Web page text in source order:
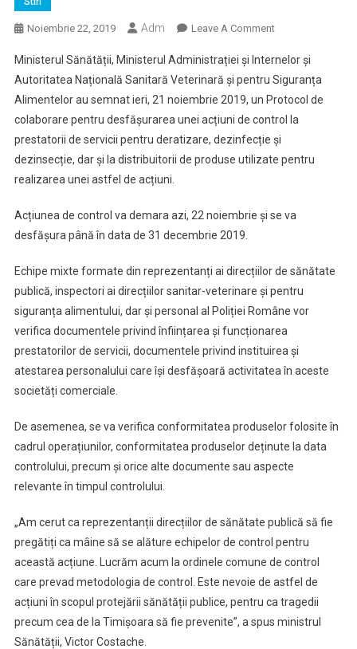
Noiembrie 22, 2019 Adm Leave A CommentOn
Protocolului
De
Colaborare
Pentru
Desfășurarea
Unei
Control
De
Servicii
Și
Dezinsecție
Ministerul Sănătății, Ministerul Administrației și Internelor și
Autoritatea Națională Sanitară Veterinară și pentru Siguranța
Alimentelor au semnat ieri, 21 noiembrie 2019, un Protocol de
colaborare pentru desfășurarea unei acțiuni de control la
prestatorii de servicii pentru deratizare, dezinfecție și
dezinsecție, dar și la distribuitorii de produse utilizate pentru
realizarea unei astfel de acțiuni.
Acțiunea de control va demara azi, 22 noiembrie și se va
desfășura până în data de 31 decembrie 2019.
Echipe mixte formate din reprezentanți ai direcțiilor de sănătate
publică, inspectori ai direcțiilor sanitar-veterinare și pentru
siguranța alimentului, dar și personal al Poliției Române vor
verifica documentele privind înființarea și funcționarea
prestatorilor de servicii, documentele privind instituirea și
atestarea personalului care își desfășoară activitatea în aceste
societăți comerciale.
De asemenea, se va verifica conformitatea produselor folosite în
cadrul operațiunilor, conformitatea produselor deținute la data
controlului, precum și orice alte documente sau aspecte
relevante în timpul controlului.
„Am cerut ca reprezentanții direcțiilor de sănătate publică să fie
pregătiți ca mâine să se alăture echipelor de control pentru
această acțiune. Lucrăm acum la ordinele comune de control
care prevad metodologia de control. Este nevoie de astfel de
acțiuni în scopul protejării sănătății publice, pentru ca tragedii
precum cea de la Timișoara să fie prevenite”, a spus ministrul
Sănătății, Victor Costache.